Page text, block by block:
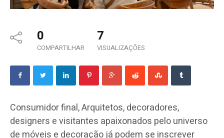
0
COMPARTILHAR
7
VISUALIZAÇÕES
Consumidor final, Arquitetos, decoradores,
designers e visitantes apaixonados pelo universo
de móveis e decoração já podem se inscrever